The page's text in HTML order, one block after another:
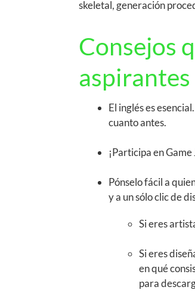
skeletal, generación
Consejos
aspirantes
El inglés es
cuanto antes.
¡Participa en Game
Pónselo fácil a
y a un sólo clic de
Si eres
Si eres
en qué
para